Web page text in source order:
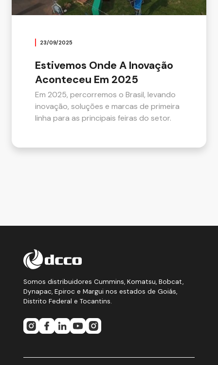
23/09/2025
Estivemos Onde A Inovação
Aconteceu Em 2025
Em 2025, percorremos o Brasil, levando
inovação, soluções e marcas de primeira
linha para as principais feiras do setor.
Somos distribuidores Cummins, Komatsu, Bobcat,
Dynapac, Epiroc e Margui nos estados de Goiás,
Distrito Federal e Tocantins.